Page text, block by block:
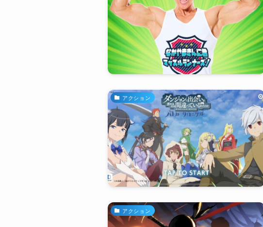
アクション
アクション